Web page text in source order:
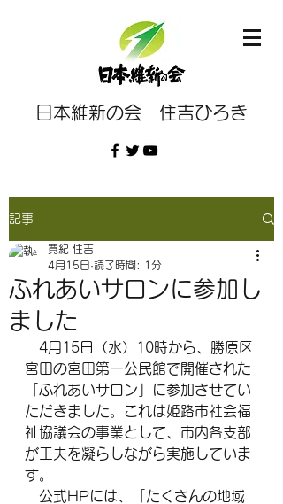
日本維新の会 住吉ひろき
記事
ふれあいサロンに参加し
ました
寛紀 住吉
4月15日 読了時間: 1分
4月15日（水）10時から、勝原区
宮田の宮田第一公民館で開催された
「ふれあいサロン」に参加させてい
ただきました。これは姫路市社会福
祉協議会の事業として、市内各支部
が工夫を凝らしながら実施していま
す。
公式HPには、「たくさんの地域